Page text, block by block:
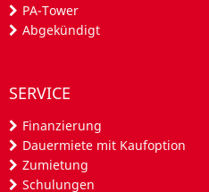
PA-Tower
Abgekündigt
SERVICE
Finanzierung
Dauermiete mit Kaufoption
Zumietung
Schulungen